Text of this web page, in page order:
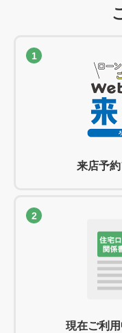
1
来店予
2
現在ご利